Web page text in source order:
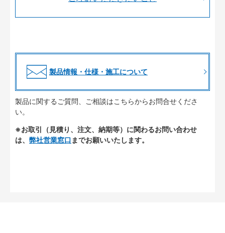
製品情報・仕様・施工について
製品に関するご質問、ご相談はこちらからお問合せくださ
い。
※お取引（見積り、注文、納期等）に関わるお問い合わせ
は、 弊社営業窓口 までお願いいたします。